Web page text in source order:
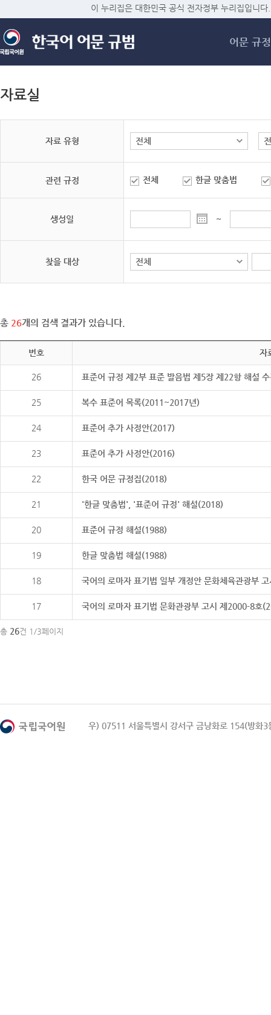
메
이 누리집은 대한민국 공식 전자정부 누리집입니다.
어문 규정
자료실
자료 유형
관련 규정 전체 한글 맞춤법
생성일 ~
찾을 대상
총 26개의 검색 결과가 있습니다.
번호 자
26 표준어 규정 제2부 표준 발음법 제5장 제22항 해설
25 복수 표준어 목록(2011~2017년)
24 표준어 추가 사정안(2017)
23 표준어 추가 사정안(2016)
22 한국 어문 규정집(2018)
21 '한글 맞춤법', '표준어 규정' 해설(2018)
20 표준어 규정 해설(1988)
19 한글 맞춤법 해설(1988)
18 국어의 로마자 표기법 일부 개정안 문화체육관광부
17 국어의 로마자 표기법 문화관광부 고시 제2000-8호
총 26건 1/3페이지
우) 07511 서울특별시 강서구 금낭화로 154(방화3